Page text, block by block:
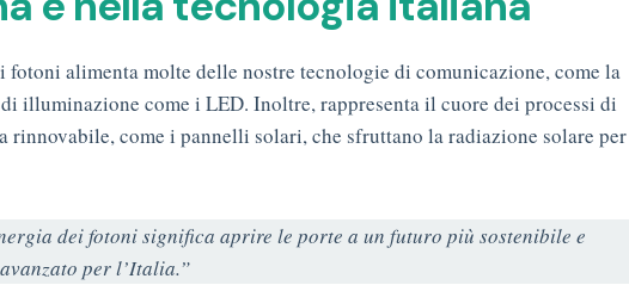
fotoni alimenta molte delle nostre tecnologie di comunicazione, come la
illuminazione come i LED. Inoltre, rappresenta il cuore dei processi di
rinnovabile, come i pannelli solari, che sfruttano la radiazione solare per
dei fotoni significa aprire le porte a un futuro più sostenibile e
per l’Italia.”